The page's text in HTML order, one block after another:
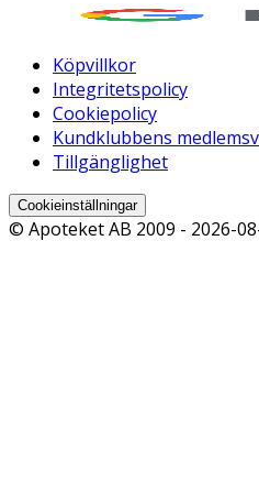
Köpvillkor
Integritetspolicy
Cookiepolicy
Kundklubbens
Tillgänglighet
Cookieinställningar
© Apoteket AB 2009 - 2026-